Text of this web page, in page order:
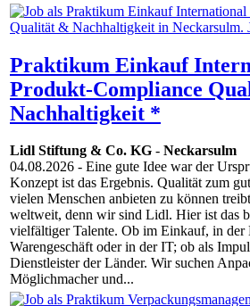
Praktikum Einkauf
Produkt-Compliance
Nachhaltigkeit *
Lidl Stiftung & Co. KG - Neckarsulm
04.08.2026 - Eine gute Idee war der
Konzept ist das Ergebnis. Qualität zum
vielen Menschen anbieten zu können
weltweit, denn wir sind Lidl. Hier ist das
vielfältiger Talente. Ob im Einkauf, in
Warengeschäft oder in der IT; ob als
Dienstleister der Länder. Wir suchen
Möglichmacher und...